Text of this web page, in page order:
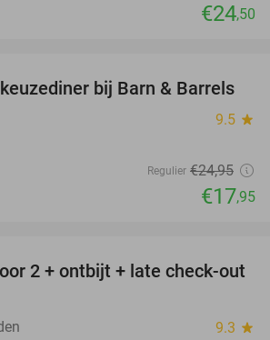
€24,50
28%
bij Barn & Barrels
9.5 star
Regulier €24,95
€17,95
39%
2 + ontbijt + late check-out
9.3 star